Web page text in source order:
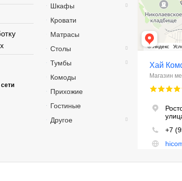
Шкафы
Кровати
Матрасы
Столы
Тумбы
Комоды
Прихожие
Гостиные
Другое